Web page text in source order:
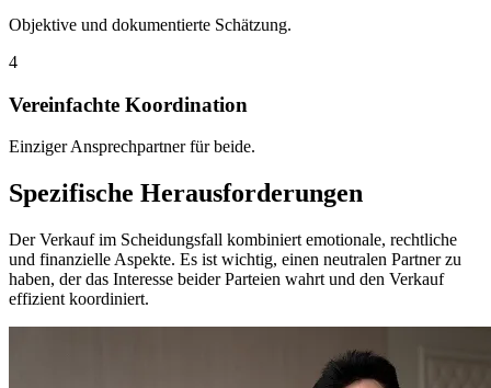
Objektive und dokumentierte Schätzung.
4
Vereinfachte Koordination
Einziger Ansprechpartner für beide.
Spezifische Herausforderungen
Der Verkauf im Scheidungsfall kombiniert emotionale, rechtliche
und finanzielle Aspekte. Es ist wichtig, einen neutralen Partner zu
haben, der das Interesse beider Parteien wahrt und den Verkauf
effizient koordiniert.